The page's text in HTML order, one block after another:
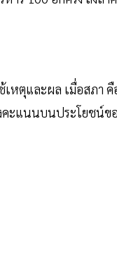
เหตุและผล เมื่อสภา คื
คะแนนบนประโยชน์ข